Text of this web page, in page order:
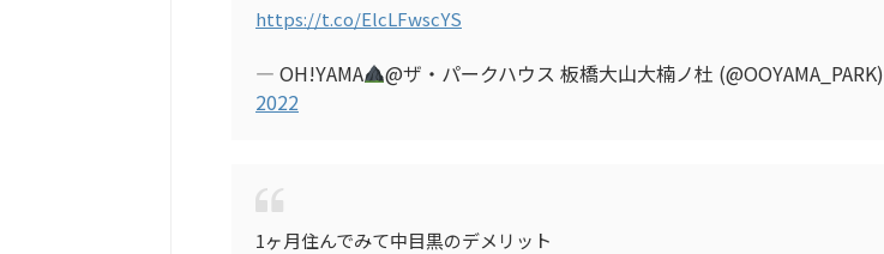
https://t.co/ElcLFwscYS
— OH!YAMA @ザ・パークハウス 板橋大山大楠ノ杜 (@OOYAMA_PARK)
2022
1ヶ月住んでみて中目黒のデメリット